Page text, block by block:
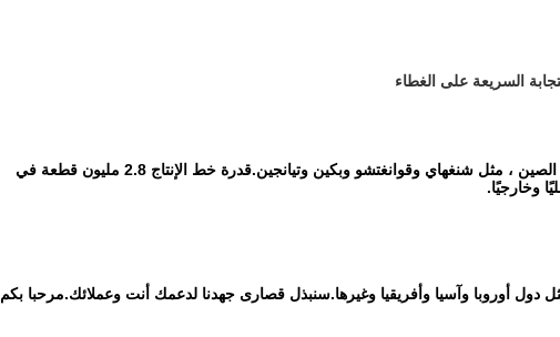
لدينا مصانع بالقرب من الموانئ الرئيسية في جميع أنحاء الصين ، مثل شنغهاي وقوانغتشو وبكين وتيانجين.قدرة خط الإنتاج 2.8 مليون قطعة في
وخارجيًا.
دول أوروبا وآسيا وأفريقيا وغيرها.سنبذل قصارى جهدنا لدعمك أنت وعملائك.مرحبا بكم